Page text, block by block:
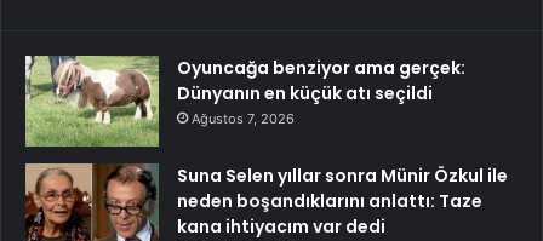
Oyuncağa benziyor ama gerçek:
Dünyanın en küçük atı seçildi
Ağustos 7, 2026
Suna Selen yıllar sonra Münir Özkul ile
neden boşandıklarını anlattı: Taze
kana ihtiyacım var dedi